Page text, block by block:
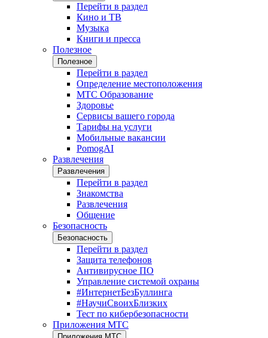
Перейти в раздел
Кино и ТВ
Музыка
Книги и пресса
Полезное
Полезное
Перейти в раздел
Определение местоположения
МТС Образование
Здоровье
Сервисы вашего города
Тарифы на услуги
Мобильные вакансии
PomogAI
Развлечения
Развлечения
Перейти в раздел
Знакомства
Развлечения
Общение
Безопасность
Безопасность
Перейти в раздел
Защита телефонов
Антивирусное ПО
Управление системой охраны
#ИнтернетБезБуллинга
#НаучиСвоихБлизких
Тест по кибербезопасности
Приложения МТС